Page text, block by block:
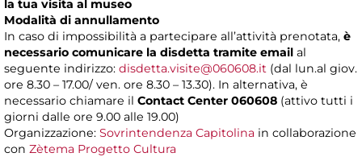
la tua visita al museo
Modalità di annullamento
In caso di impossibilità a partecipare all’attività prenotata, è
necessario comunicare la disdetta tramite email al
seguente indirizzo: disdetta.visite@060608.it (dal lun.al giov.
ore 8.30 – 17.00/ ven. ore 8.30 – 13.30). In alternativa, è
necessario chiamare il Contact Center 060608 (attivo tutti i
giorni dalle ore 9.00 alle 19.00)
Organizzazione: Sovrintendenza Capitolina in collaborazione
con Zètema Progetto Cultura